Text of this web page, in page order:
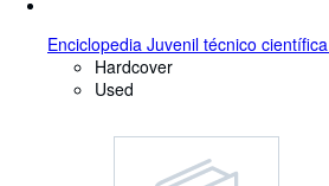
Enciclopedia Juvenil técnico
Hardcover
Used